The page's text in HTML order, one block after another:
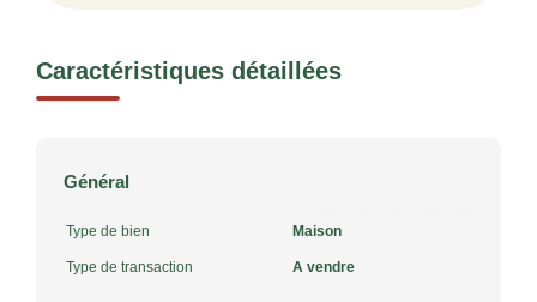
Caractéristiques détaillées
Général
Type de bien Maison
Type de transaction A vendre